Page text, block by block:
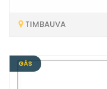
TIMBAUVA
GÁS